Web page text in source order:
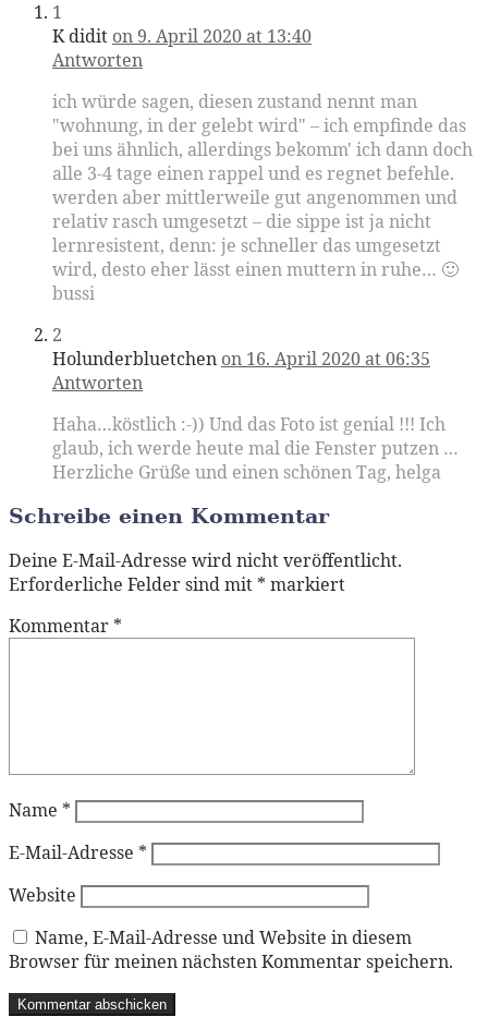
1
K didit on 9. April 2020 at 13:40
Antworten
ich würde sagen, diesen zustand nennt man
"wohnung, in der gelebt wird" – ich empfinde das
bei uns ähnlich, allerdings bekomm' ich dann doch
alle 3-4 tage einen rappel und es regnet befehle.
werden aber mittlerweile gut angenommen und
relativ rasch umgesetzt – die sippe ist ja nicht
lernresistent, denn: je schneller das umgesetzt
wird, desto eher lässt einen muttern in ruhe… 🙂
bussi
2
Holunderbluetchen on 16. April 2020 at 06:35
Antworten
Haha…köstlich :-)) Und das Foto ist genial !!! Ich
glaub, ich werde heute mal die Fenster putzen …
Herzliche Grüße und einen schönen Tag, helga
Schreibe einen Kommentar
Deine E-Mail-Adresse wird nicht veröffentlicht.
Erforderliche Felder sind mit * markiert
Kommentar *
Name *
E-Mail-Adresse *
Website
Name, E-Mail-Adresse und Website in diesem
Browser für meinen nächsten Kommentar speichern.